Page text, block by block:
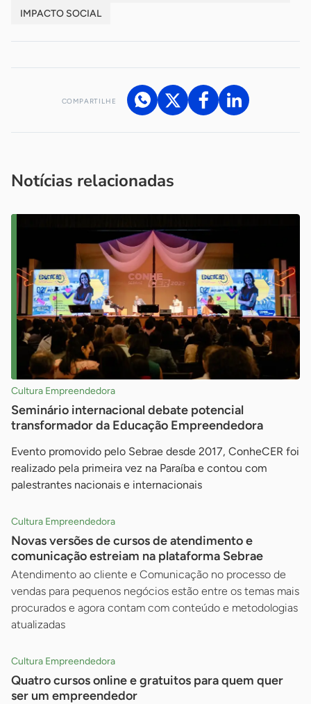
IMPACTO SOCIAL
COMPARTILHE
Notícias relacionadas
Cultura Empreendedora
Seminário internacional debate potencial
transformador da Educação Empreendedora
Evento promovido pelo Sebrae desde 2017, ConheCER foi
realizado pela primeira vez na Paraíba e contou com
palestrantes nacionais e internacionais
Cultura Empreendedora
Novas versões de cursos de atendimento e
comunicação estreiam na plataforma Sebrae
Atendimento ao cliente e Comunicação no processo de
vendas para pequenos negócios estão entre os temas mais
procurados e agora contam com conteúdo e metodologias
atualizadas
Cultura Empreendedora
Quatro cursos online e gratuitos para quem quer
ser um empreendedor